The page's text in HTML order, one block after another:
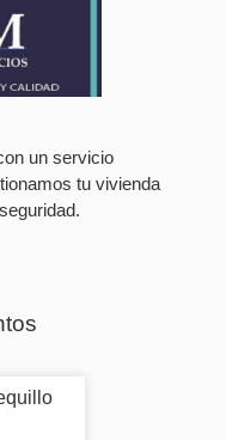
un servicio
tu vivienda